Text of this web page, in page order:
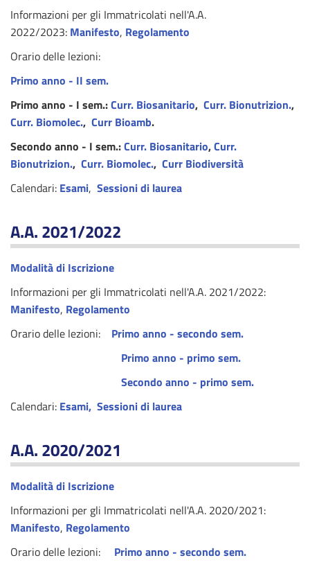
Informazioni per gli Immatricolati nell'A.A.
2022/2023: Manifesto, Regolamento
Orario delle lezioni:
Primo anno - II sem.
Primo anno - I sem.:Curr. Biosanitario, Curr. Bionutrizion.,
Curr. Biomolec., Curr Bioamb.
Secondo anno - I sem.:Curr. Biosanitario,Curr.
Bionutrizion., Curr. Biomolec., Curr Biodiversità
Calendari: Esami, Sessioni di laurea
A.A. 2021/2022
Modalità di Iscrizione
Informazioni per gli Immatricolati nell'A.A. 2021/2022:
Manifesto, Regolamento
Orario delle lezioni: Primo anno - secondo sem.
Primo anno - primo sem.
Secondo anno - primo sem.
Calendari: Esami, Sessioni di laurea
A.A. 2020/2021
Modalità di Iscrizione
Informazioni per gli Immatricolati nell'A.A. 2020/2021:
Manifesto, Regolamento
Orario delle lezioni: Primo anno - secondo sem.